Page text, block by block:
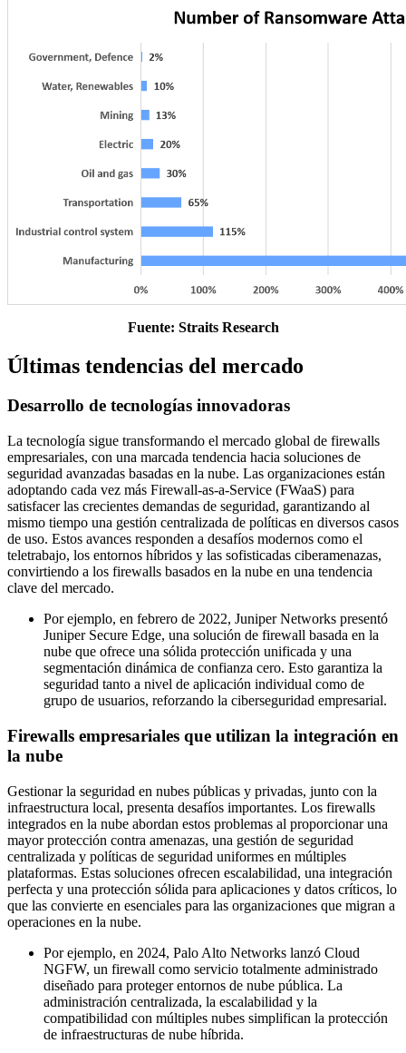
Fuente: Straits Research
Últimas tendencias del mercado
Desarrollo de tecnologías innovadoras
La tecnología sigue transformando el mercado global de firewalls
empresariales, con una marcada tendencia hacia soluciones de
seguridad avanzadas basadas en la nube. Las organizaciones están
adoptando cada vez más Firewall-as-a-Service (FWaaS) para
satisfacer las crecientes demandas de seguridad, garantizando al
mismo tiempo una gestión centralizada de políticas en diversos casos
de uso. Estos avances responden a desafíos modernos como el
teletrabajo, los entornos híbridos y las sofisticadas ciberamenazas,
convirtiendo a los firewalls basados ​​en la nube en una tendencia
clave del mercado.
Por ejemplo, en febrero de 2022, Juniper Networks presentó
Juniper Secure Edge, una solución de firewall basada en la
nube que ofrece una sólida protección unificada y una
segmentación dinámica de confianza cero. Esto garantiza la
seguridad tanto a nivel de aplicación individual como de
grupo de usuarios, reforzando la ciberseguridad empresarial.
Firewalls empresariales que utilizan la integración en
la nube
Gestionar la seguridad en nubes públicas y privadas, junto con la
infraestructura local, presenta desafíos importantes. Los firewalls
integrados en la nube abordan estos problemas al proporcionar una
mayor protección contra amenazas, una gestión de seguridad
centralizada y políticas de seguridad uniformes en múltiples
plataformas. Estas soluciones ofrecen escalabilidad, una integración
perfecta y una protección sólida para aplicaciones y datos críticos, lo
que las convierte en esenciales para las organizaciones que migran a
operaciones en la nube.
Por ejemplo, en 2024, Palo Alto Networks lanzó Cloud
NGFW, un firewall como servicio totalmente administrado
diseñado para proteger entornos de nube pública. La
administración centralizada, la escalabilidad y la
compatibilidad con múltiples nubes simplifican la protección
de infraestructuras de nube híbrida.